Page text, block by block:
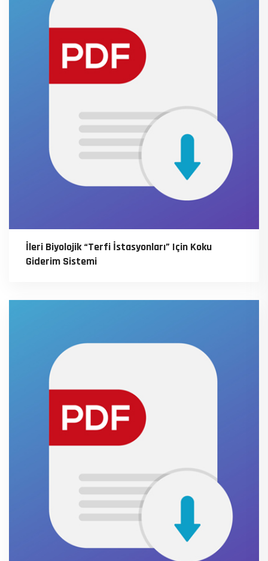
İleri Biyolojik “Terfi İstasyonları” Için Koku
Giderim Sistemi